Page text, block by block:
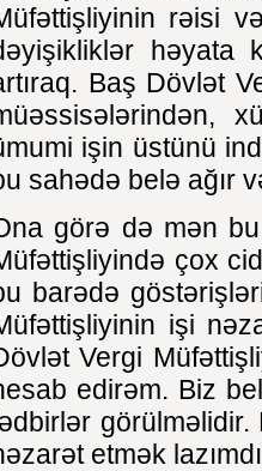
rəisi
həyata
Baş Dövlət
işin üstünü
sahədə belə ağır
görə də mən
çox
barədə
işi
Vergi
edirəm. Biz
etmək